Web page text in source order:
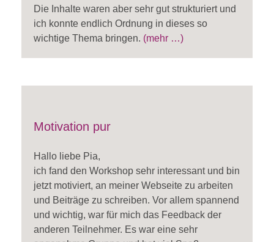
Die Inhalte waren aber sehr gut strukturiert und
ich konnte endlich Ordnung in dieses so
wichtige Thema bringen. (mehr …)
Motivation pur
Hallo liebe Pia,
ich fand den Workshop sehr interessant und bin
jetzt motiviert, an meiner Webseite zu arbeiten
und Beiträge zu schreiben. Vor allem spannend
und wichtig, war für mich das Feedback der
anderen Teilnehmer. Es war eine sehr